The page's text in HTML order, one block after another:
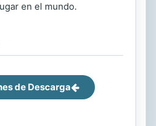
en el mundo.
de Descarga